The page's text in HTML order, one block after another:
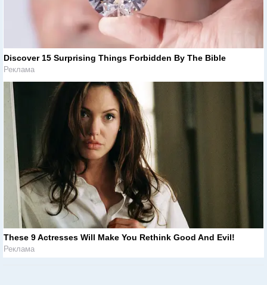
Discover 15 Surprising Things Forbidden By The Bible
Реклама
These 9 Actresses Will Make You Rethink Good And Evil!
Реклама